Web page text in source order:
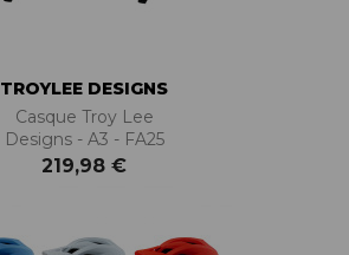
TROYLEE DESIGNS
Casque Troy Lee
Designs - A3 - FA25
219,98 €